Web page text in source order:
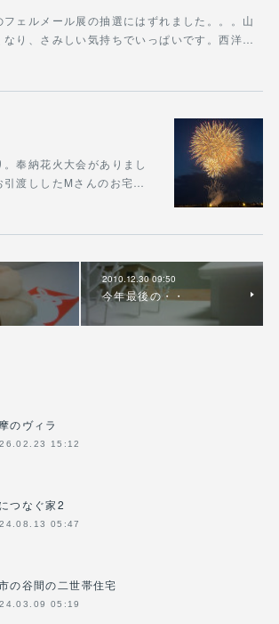
ェルメール展の抽選にはずれました。。。山
り、さみしい気持ちでいっぱいです。西洋…
奉納花火大会がありまし
渡ししたMさんのお宅…
2010.12.30 09:50
今年最後の・・
のヴィラ
15:12
つなぐ家2
05:47
の谷間の二世帯住宅
05:19